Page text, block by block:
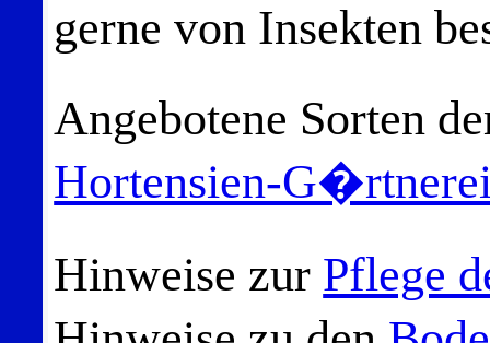
gerne von Insekten
Angebotene Sorten
Hortensien-
Hinweise zur Pflege